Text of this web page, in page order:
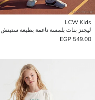
LCW Kids
ليجنز بنات بلمسة ناعمة بطبعة ستيتش
549.00 EGP